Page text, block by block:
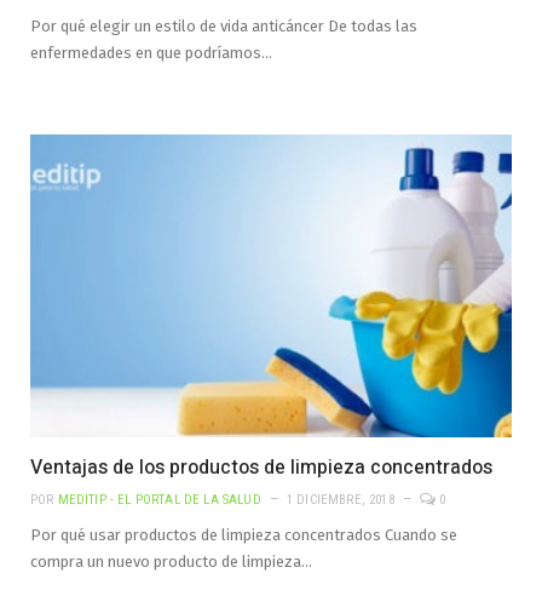
Por qué elegir un estilo de vida anticáncer De todas las
enfermedades en que podríamos…
Ventajas de los productos de limpieza concentrados
POR MEDITIP - EL PORTAL DE LA SALUD 1 DICIEMBRE, 2018 0
Por qué usar productos de limpieza concentrados Cuando se
compra un nuevo producto de limpieza…